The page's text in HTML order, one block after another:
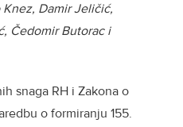
Damir Jeličić,
Čedomir Butorac i
snaga RH i Zakona o
o formiranju 155.